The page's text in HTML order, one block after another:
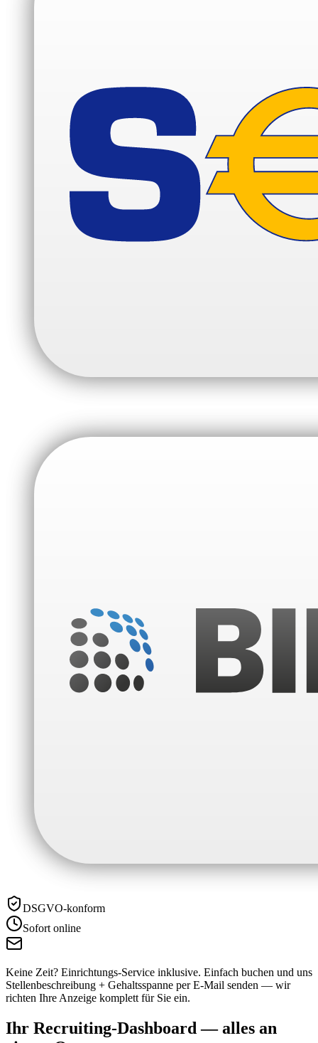
DSGVO-konform
Sofort online
Keine Zeit? Einrichtungs-Service inklusive. Einfach buchen und uns
Stellenbeschreibung + Gehaltsspanne per E-Mail senden — wir
richten Ihre Anzeige komplett für Sie ein.
Ihr Recruiting-Dashboard — alles an